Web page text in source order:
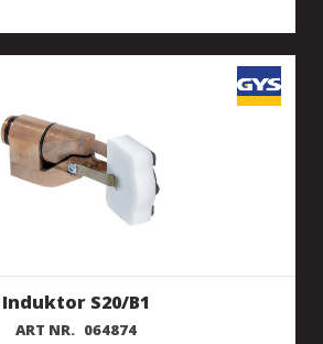
Induktor S20/B1
ART NR. 064874